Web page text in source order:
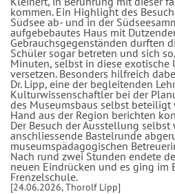
kommen. Ein Highlight des
Südsee ab- und in der
aufgebebautes Haus mit
Gebrauchsgegenständen durften
Schüler sogar betreten und sich
Minuten, selbst in diese exotische
versetzen. Besonders hilfreich
Dr. Lipp, eine der begleitenden
Kulturwissenschaftler bei der
des Museumsbaus selbst beteiligt
Hand aus der Region berichten
Der Besuch der Ausstellung
anschliessende Bastelrunde
museumspädagogischen
Nach rund zwei Stunden endete
neuen Eindrücken und es ging im
Frenzelschule.
[24.06.2026, Thorolf Lipp]